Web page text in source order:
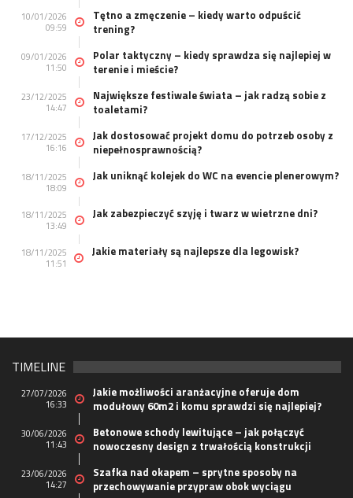
10/01/2026
09:59
Tętno a zmęczenie – kiedy warto odpuścić
trening?
09/01/2026
11:50
Polar taktyczny – kiedy sprawdza się najlepiej w
terenie i mieście?
23/12/2025
14:47
Największe festiwale świata – jak radzą sobie z
toaletami?
17/12/2025
16:16
Jak dostosować projekt domu do potrzeb osoby z
niepełnosprawnością?
18/11/2025
18:09
Jak uniknąć kolejek do WC na evencie plenerowym?
18/11/2025
13:49
Jak zabezpieczyć szyję i twarz w wietrzne dni?
18/11/2025
11:51
Jakie materiały są najlepsze dla legowisk?
TIMELINE
27/07/2026
16:33
Jakie możliwości aranżacyjne oferuje dom
modułowy 60m2 i komu sprawdzi się najlepiej?
30/06/2026
11:43
Betonowe schody lewitujące – jak połączyć
nowoczesny design z trwałością konstrukcji
23/06/2026
14:27
Szafka nad okapem – sprytne sposoby na
przechowywanie przypraw obok wyciągu